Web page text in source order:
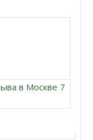
в Москве 7